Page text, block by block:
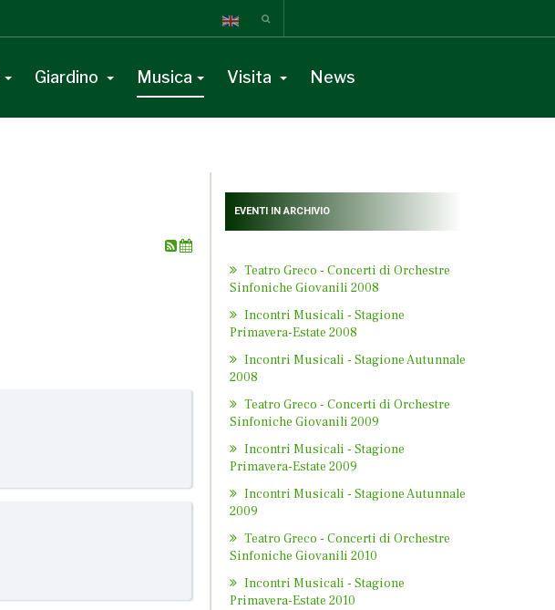
Giardino Musica Visita News
EVENTI IN ARCHIVIO
Teatro Greco - Concerti di Orchestre
Sinfoniche Giovanili 2008
Incontri Musicali - Stagione
Primavera-Estate 2008
Incontri Musicali - Stagione Autunnale
2008
Teatro Greco - Concerti di Orchestre
Sinfoniche Giovanili 2009
Incontri Musicali - Stagione
Primavera-Estate 2009
Incontri Musicali - Stagione Autunnale
2009
Teatro Greco - Concerti di Orchestre
Sinfoniche Giovanili 2010
Incontri Musicali - Stagione
Primavera-Estate 2010